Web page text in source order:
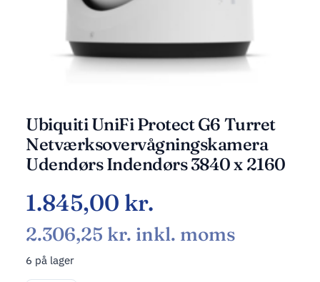
Ubiquiti UniFi Protect G6 Turret
Netværksovervågningskamera
Udendørs Indendørs 3840 x 2160
1.845,00 kr.
2.306,25 kr. inkl. moms
6 på lager